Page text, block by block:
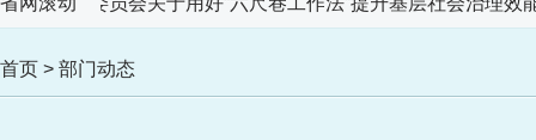
首页 > 部门动态